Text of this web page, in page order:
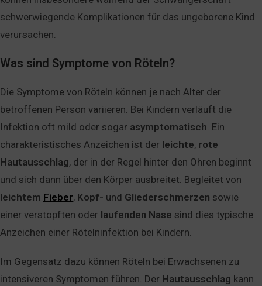
schwerwiegende Komplikationen für das ungeborene Kind
verursachen.
Was sind Symptome von Röteln?
Die Symptome von Röteln können je nach Alter der
betroffenen Person variieren. Bei Kindern verläuft die
Infektion oft mild oder sogar asymptomatisch. Ein
charakteristisches Anzeichen ist der leichte, rote
Hautausschlag, der in der Regel hinter den Ohren beginnt
und sich dann über den Körper ausbreitet. Begleitet von
leichtem Fieber, Kopf- und Gliederschmerzen sowie
einer verstopften oder laufenden Nase sind dies typische
Anzeichen einer Rötelninfektion bei Kindern.
Im Gegensatz dazu können Röteln bei Erwachsenen zu
intensiveren Symptomen führen. Der Hautausschlag kann